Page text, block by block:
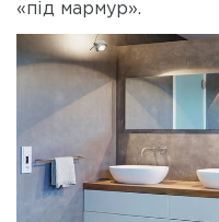
«під мармур».